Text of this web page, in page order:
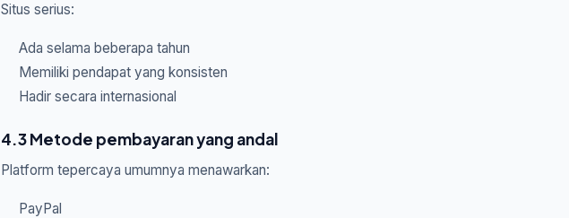
Situs serius:
Ada selama beberapa tahun
Memiliki pendapat yang konsisten
Hadir secara internasional
4.3 Metode pembayaran yang andal
Platform tepercaya umumnya menawarkan:
PayPal